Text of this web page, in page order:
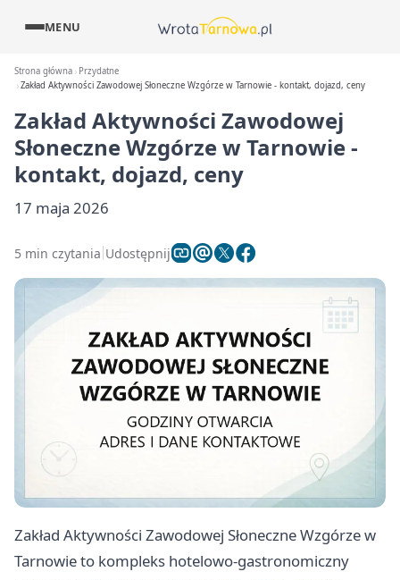
MENU
Strona główna
Przydatne
Zakład Aktywności Zawodowej Słoneczne Wzgórze w Tarnowie - kontakt, dojazd, ceny
Zakład Aktywności Zawodowej
Słoneczne Wzgórze w Tarnowie -
kontakt, dojazd, ceny
17 maja 2026
5 min czytania Udostępnij
Zakład Aktywności Zawodowej Słoneczne Wzgórze w
Tarnowie to kompleks hotelowo-gastronomiczny